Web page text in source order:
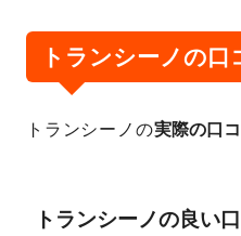
トランシーノの口
トランシーノの実際の口コ
トランシーノの良い